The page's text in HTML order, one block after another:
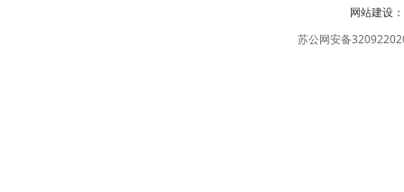
网站建设：
苏公网安备